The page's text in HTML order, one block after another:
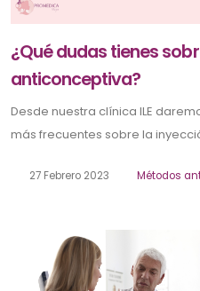
¿Qué dudas tienes
anticonceptiva?
Desde nuestra clínica ILE
más frecuentes sobre la
27 Febrero 2023 Métodos